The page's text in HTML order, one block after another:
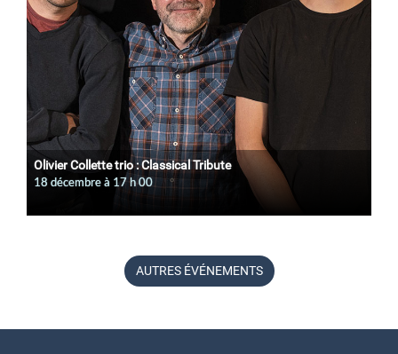
Olivier Collette trio : Classical Tribute
18 décembre à 17 h 00
AUTRES ÉVÉNEMENTS